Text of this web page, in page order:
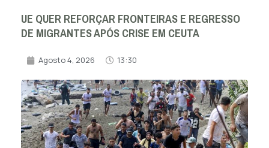
UE QUER REFORÇAR FRONTEIRAS E REGRESSO
DE MIGRANTES APÓS CRISE EM CEUTA
Agosto 4, 2026 13:30